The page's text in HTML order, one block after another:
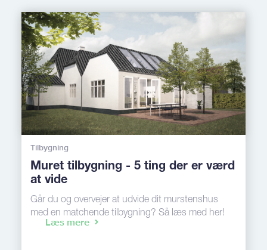
Tilbygning
Muret tilbygning - 5 ting der er værd
at vide
Går du og overvejer at udvide dit murstenshus
med en matchende tilbygning? Så læs med her!
Læs mere